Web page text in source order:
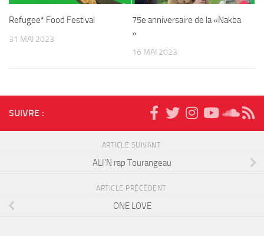
Refugee* Food Festival
31 MAI 2023
75e anniversaire de la «Nakba
»
16 MAI 2023
SUIVRE :
ARTICLE SUIVANT
ALI’N rap Tourangeau
ARTICLE PRÉCÉDENT
ONE LOVE